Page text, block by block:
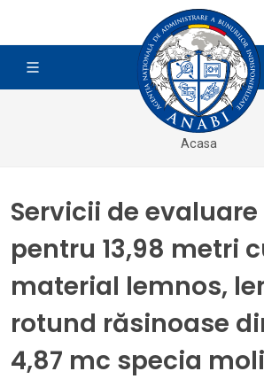
Acasa
Servicii de
pentru 13,98 metri
material lemnos,
rotund răsinoase
4,87 mc specia